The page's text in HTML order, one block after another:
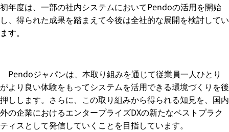
初年度は、一部の社内システムにおいてPendoの活用を開始
し、得られた成果を踏まえて今後は全社的な展開を検討してい
ます。
Pendoジャパンは、本取り組みを通じて従業員一人ひとり
がより良い体験をもってシステムを活用できる環境づくりを後
押しします。さらに、この取り組みから得られる知見を、国内
外の企業におけるエンタープライズDXの新たなベストプラク
ティスとして発信していくことを目指しています。